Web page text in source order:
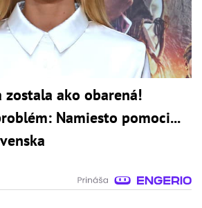
zostala ako obarená!
Namiesto pomoci...